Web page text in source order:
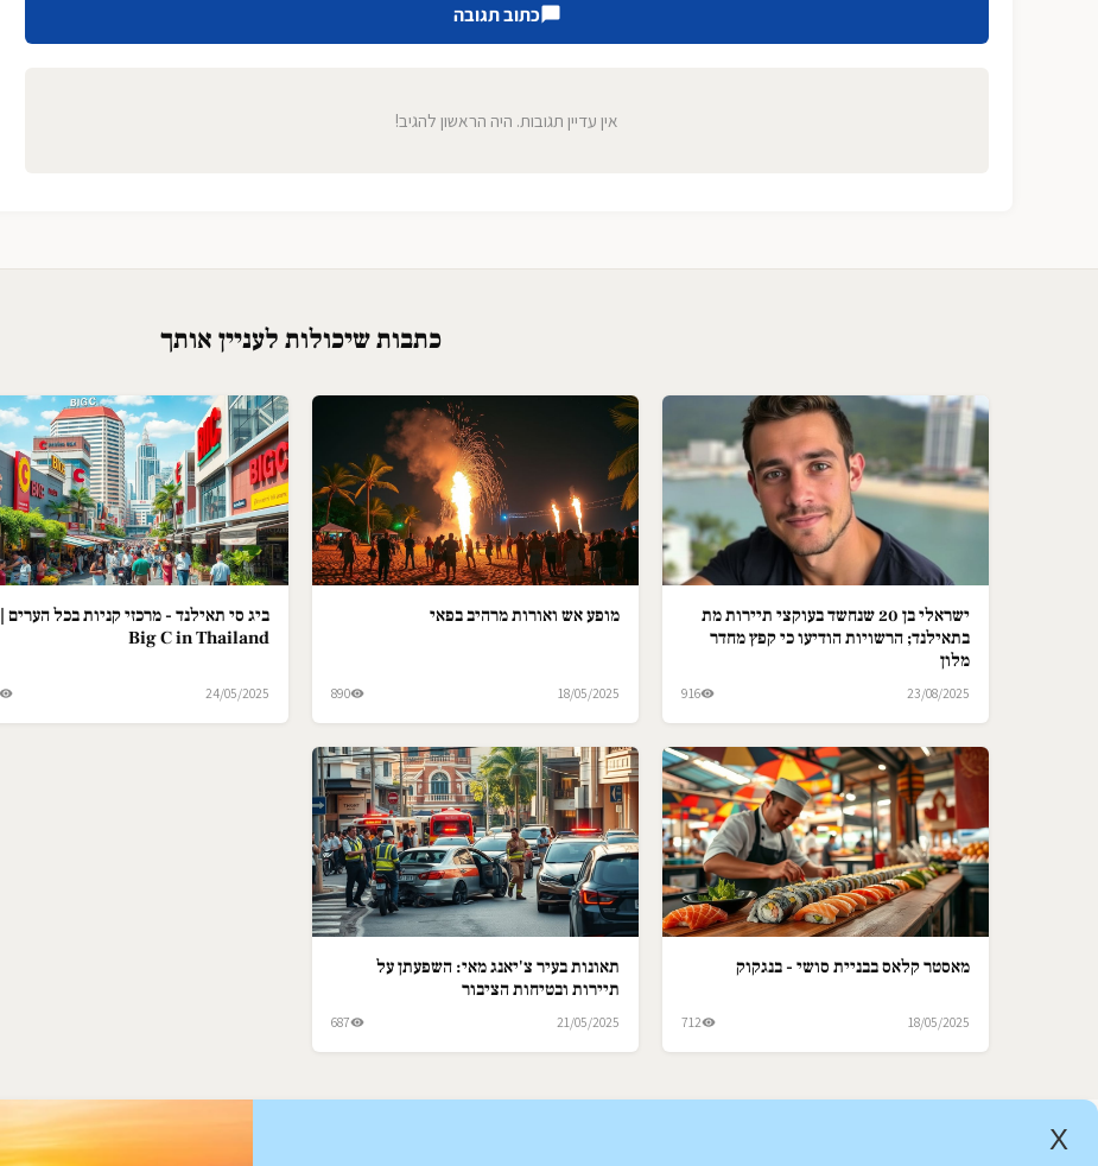
כתוב תגובה
אין עדיין תגובות. היה הראשון להגיב!
כתבות שיכולות לעניין אותך
ישראלי בן 20 שנחשד בעוקצי תיירות מת
בתאילנד; הרשויות הודיעו כי קפץ מחדר
מלון
23/08/2025
916
מופע אש ואורות מרהיב בפאי
18/05/2025
890
ביג סי תאילנד - מרכזי קניות בכל הערים |
Big C in Thailand
24/05/2025
מאסטר קלאס בבניית סושי - בנגקוק
18/05/2025
712
תאונות בעיר צ'יאנג מאי: השפעתן על
תיירות ובטיחות הציבור
21/05/2025
687
X